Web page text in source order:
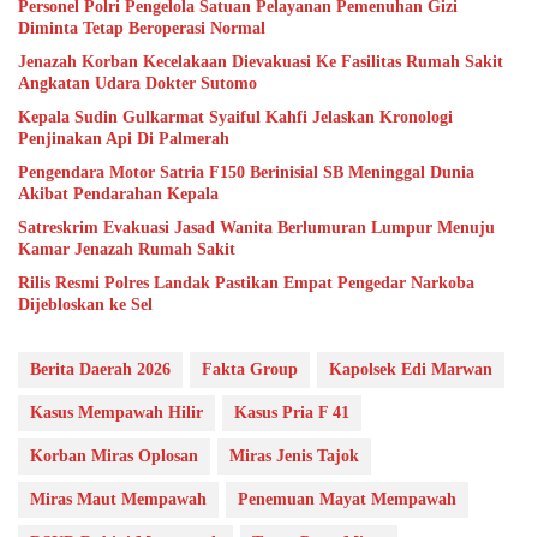
Personel Polri Pengelola Satuan Pelayanan Pemenuhan Gizi
Diminta Tetap Beroperasi Normal
Jenazah Korban Kecelakaan Dievakuasi Ke Fasilitas Rumah Sakit
Angkatan Udara Dokter Sutomo
Kepala Sudin Gulkarmat Syaiful Kahfi Jelaskan Kronologi
Penjinakan Api Di Palmerah
Pengendara Motor Satria F150 Berinisial SB Meninggal Dunia
Akibat Pendarahan Kepala
Satreskrim Evakuasi Jasad Wanita Berlumuran Lumpur Menuju
Kamar Jenazah Rumah Sakit
Rilis Resmi Polres Landak Pastikan Empat Pengedar Narkoba
Dijebloskan ke Sel
Berita Daerah 2026 Fakta Group Kapolsek Edi Marwan
Kasus Mempawah Hilir Kasus Pria F 41
Korban Miras Oplosan Miras Jenis Tajok
Miras Maut Mempawah Penemuan Mayat Mempawah